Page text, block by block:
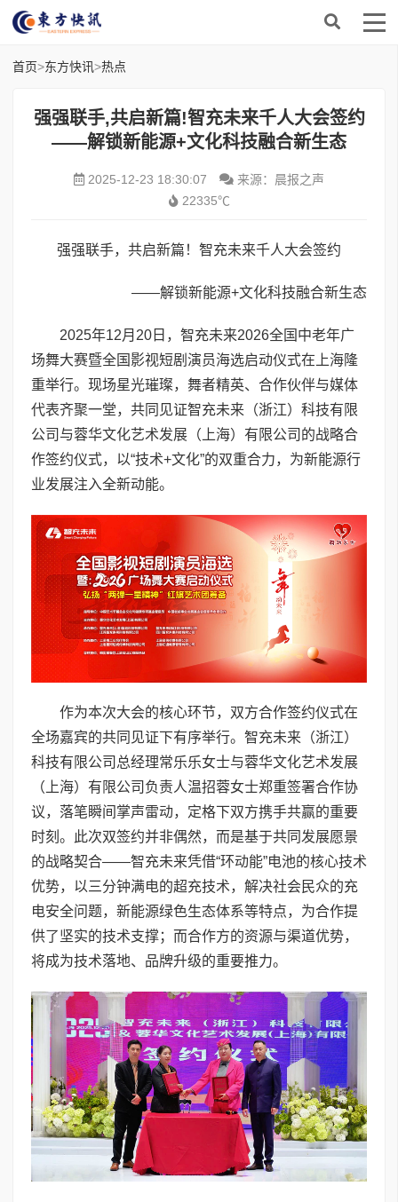
首页>东方快讯>热点
强强联手,共启新篇!智充未来千人大会签约
——解锁新能源+文化科技融合新生态
2025-12-23 18:30:07
来源：晨报之声
22335℃
强强联手，共启新篇！智充未来千人大会签约
——解锁新能源+文化科技融合新生态
2025年12月20日，智充未来2026全国中老年广
场舞大赛暨全国影视短剧演员海选启动仪式在上海隆
重举行。现场星光璀璨，舞者精英、合作伙伴与媒体
代表齐聚一堂，共同见证智充未来（浙江）科技有限
公司与蓉华文化艺术发展（上海）有限公司的战略合
作签约仪式，以“技术+文化”的双重合力，为新能源行
业发展注入全新动能。
作为本次大会的核心环节，双方合作签约仪式在
全场嘉宾的共同见证下有序举行。智充未来（浙江）
科技有限公司总经理常乐乐女士与蓉华文化艺术发展
（上海）有限公司负责人温招蓉女士郑重签署合作协
议，落笔瞬间掌声雷动，定格下双方携手共赢的重要
时刻。此次双签约并非偶然，而是基于共同发展愿景
的战略契合——智充未来凭借“环动能”电池的核心技术
优势，以三分钟满电的超充技术，解决社会民众的充
电安全问题，新能源绿色生态体系等特点，为合作提
供了坚实的技术支撑；而合作方的资源与渠道优势，
将成为技术落地、品牌升级的重要推力。